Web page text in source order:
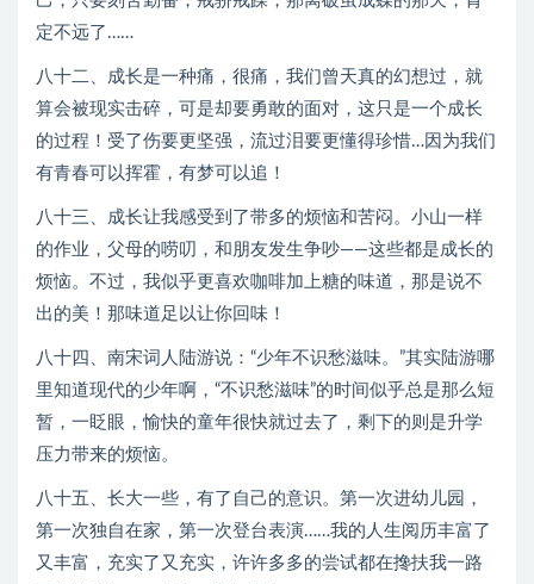
定不远了……
八十二、成长是一种痛，很痛，我们曾天真的幻想过，就
算会被现实击碎，可是却要勇敢的面对，这只是一个成长
的过程！受了伤要更坚强，流过泪要更懂得珍惜…因为我们
有青春可以挥霍，有梦可以追！
八十三、成长让我感受到了带多的烦恼和苦闷。小山一样
的作业，父母的唠叨，和朋友发生争吵——这些都是成长的
烦恼。不过，我似乎更喜欢咖啡加上糖的味道，那是说不
出的美！那味道足以让你回味！
八十四、南宋词人陆游说：“少年不识愁滋味。”其实陆游哪
里知道现代的少年啊，“不识愁滋味”的时间似乎总是那么短
暂，一眨眼，愉快的童年很快就过去了，剩下的则是升学
压力带来的烦恼。
八十五、长大一些，有了自己的意识。第一次进幼儿园，
第一次独自在家，第一次登台表演……我的人生阅历丰富了
又丰富，充实了又充实，许许多多的尝试都在搀扶我一路